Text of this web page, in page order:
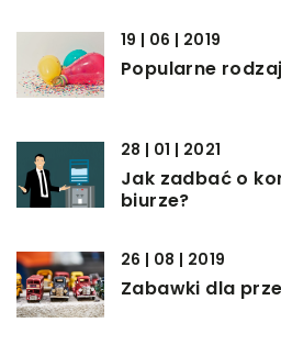
19 | 06 | 2019
Popularne
28 | 01 | 2021
Jak zadbać o
biurze?
26 | 08 | 2019
Zabawki dla